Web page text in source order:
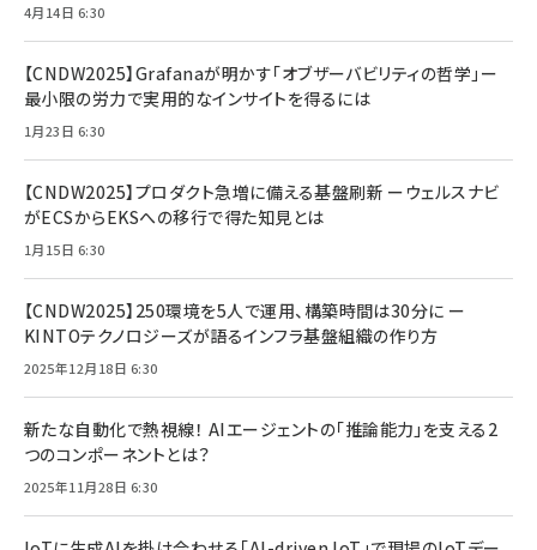
4月14日 6:30
【CNDW2025】Grafanaが明かす「オブザーバビリティの哲学」ー
最小限の労力で実用的なインサイトを得るには
1月23日 6:30
【CNDW2025】プロダクト急増に備える基盤刷新 ーウェルスナビ
がECSからEKSへの移行で得た知見とは
1月15日 6:30
【CNDW2025】250環境を5人で運用、構築時間は30分に ー
KINTOテクノロジーズが語るインフラ基盤組織の作り方
2025年12月18日 6:30
新たな自動化で熱視線！ AIエージェントの「推論能力」を支える2
つのコンポーネントとは？
2025年11月28日 6:30